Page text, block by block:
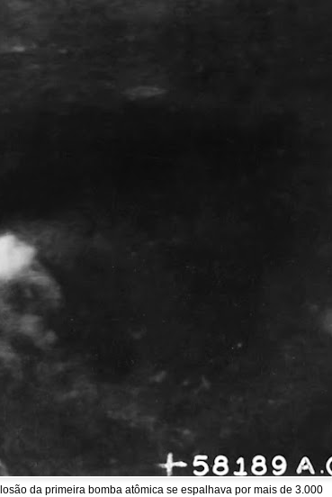
da primeira bomba atômica se espalhava por mais de 3.000